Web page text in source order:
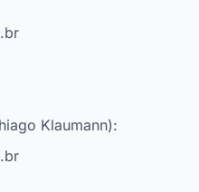
Klaumann):